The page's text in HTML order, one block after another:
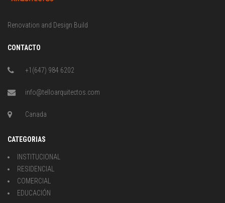
Renovation and Design Build
CONTACTO
+1(647) 984 6202
info@telloarquitectos.com
Canada
CATEGORIAS
INSTITUCIONAL
RESIDENCIAL
COMERCIAL
EDUCACIÓN